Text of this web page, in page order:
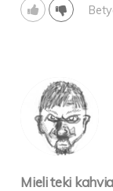
Mieli teki